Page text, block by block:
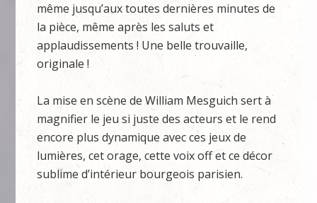
même jusqu’aux toutes dernières minutes de
la pièce, même après les saluts et
applaudissements ! Une belle trouvaille,
originale !
La mise en scène de William Mesguich sert à
magnifier le jeu si juste des acteurs et le rend
encore plus dynamique avec ces jeux de
lumières, cet orage, cette voix off et ce décor
sublime d’intérieur bourgeois parisien.